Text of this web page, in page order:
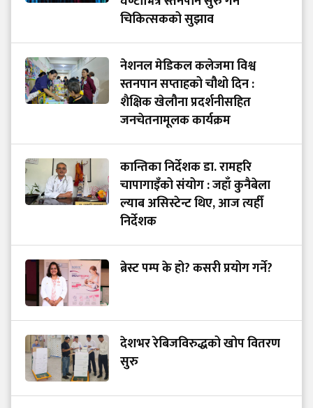
चिकित्सकको सुझाव
नेशनल मेडिकल कलेजमा विश्व
स्तनपान सप्ताहको चौथो दिन :
शैक्षिक खेलौना प्रदर्शनीसहित
जनचेतनामूलक कार्यक्रम
कान्तिका निर्देशक डा. रामहरि
चापागाइँको संयोग : जहाँ कुनैबेला
ल्याब असिस्टेन्ट थिए, आज त्यहीँ
निर्देशक
ब्रेस्ट पम्प के हो? कसरी प्रयोग गर्ने?
देशभर रेबिजविरुद्धको खोप वितरण
सुरु